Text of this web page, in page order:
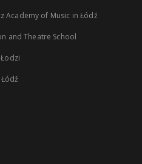
Academy of Music in Łódź
and Theatre School